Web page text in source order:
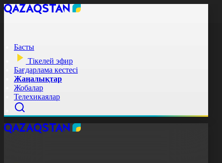
Басты
Тікелей эфир
Бағдарлама кестесі
Жаңалықтар
Жобалар
Телехикаялар